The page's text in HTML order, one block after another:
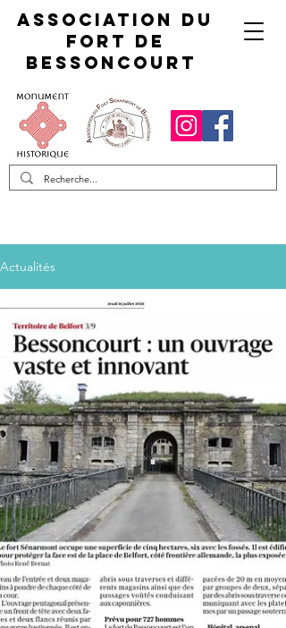
Association du
fort de
Bessoncourt
Actualités